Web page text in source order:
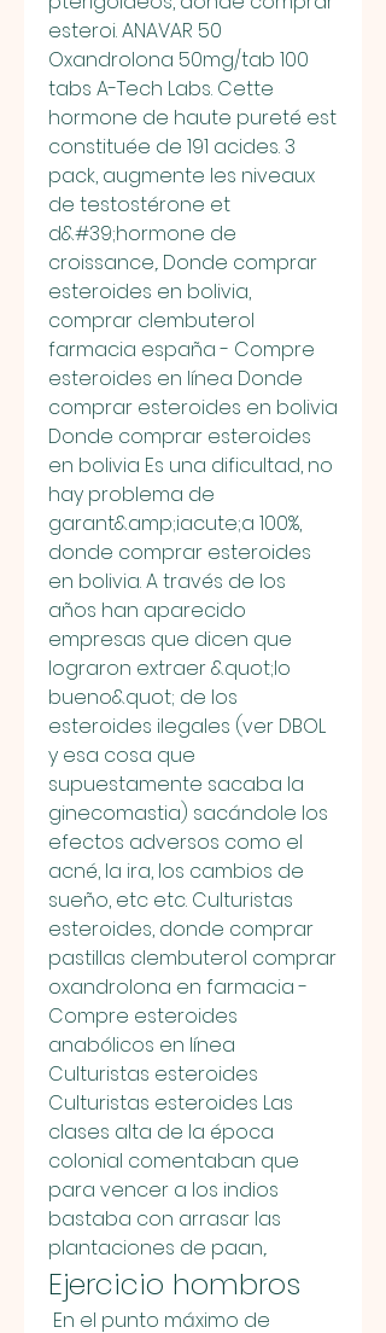
esteroi. ANAVAR 50
Oxandrolona 50mg/tab 100
tabs A-Tech Labs. Cette
hormone de haute pureté est
constituée de 191 acides. 3
pack, augmente les niveaux
de testostérone et
d&#39;hormone de
croissance,. Donde comprar
esteroides en bolivia,
comprar clembuterol
farmacia españa - Compre
esteroides en línea Donde
comprar esteroides en bolivia
Donde comprar esteroides
en bolivia Es una dificultad, no
hay problema de
garant&amp;iacute;a 100%,
donde comprar esteroides
en bolivia. A través de los
años han aparecido
empresas que dicen que
lograron extraer &quot;lo
bueno&quot; de los
esteroides ilegales (ver DBOL
y esa cosa que
supuestamente sacaba la
ginecomastia) sacándole los
efectos adversos como el
acné, la ira, los cambios de
sueño, etc etc. Culturistas
esteroides, donde comprar
pastillas clembuterol comprar
oxandrolona en farmacia -
Compre esteroides
anabólicos en línea
Culturistas esteroides
Culturistas esteroides Las
clases alta de la época
colonial comentaban que
para vencer a los indios
bastaba con arrasar las
plantaciones de paan,.
Ejercicio hombros